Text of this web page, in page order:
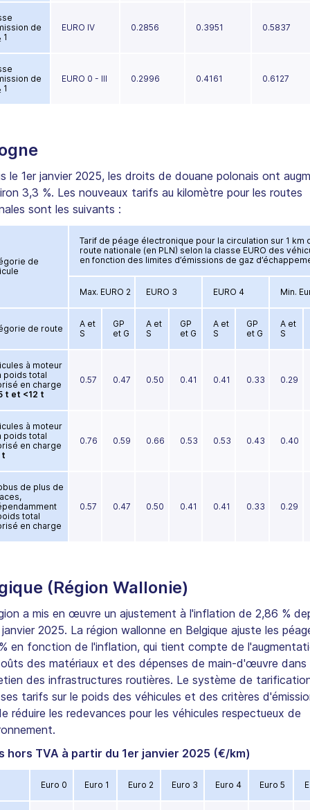
de
1
EURO IV 0.2856 0.3951 0.5837
de
1
EURO 0 - III 0.2996 0.4161 0.6127
le 1er janvier 2025, les droits de douane polonais ont
3,3 %. Les nouveaux tarifs au kilomètre pour les routes
sont les suivants :
de
Tarif de péage électronique pour la circulation sur 1 km
route nationale (en PLN) selon la classe EURO des
en fonction des limites d’émissions de gaz
Max. EURO 2 EURO 3 EURO 4 Min.
de route
A et
S
GP
et G
A et
S
GP
et G
A et
S
GP
et G
A et
S
à moteur
poids total
en charge
t et <12 t
0.57 0.47 0.50 0.41 0.41 0.33 0.29
à moteur
poids total
en charge
t
0.76 0.59 0.66 0.53 0.53 0.43 0.40
de plus de
total
en charge
0.57 0.47 0.50 0.41 0.41 0.33 0.29
(Région Wallonie)
a mis en œuvre un ajustement à l'inflation de 2,86 %
janvier 2025. La région wallonne en Belgique ajuste les
en fonction de l'inflation, qui tient compte de
des matériaux et des dépenses de main-d'œuvre dans
des infrastructures routières. Le système de
tarifs sur le poids des véhicules et des critères
réduire les redevances pour les véhicules respectueux de
hors TVA à partir du 1er janvier 2025 (€/km)
Euro 0 Euro 1 Euro 2 Euro 3 Euro 4 Euro 5